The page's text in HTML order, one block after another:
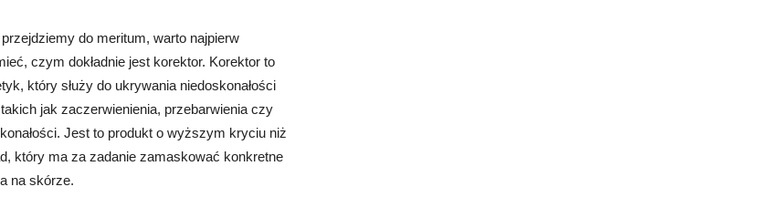
do meritum, warto najpierw
czym dokładnie jest korektor. Korektor to
który służy do ukrywania niedoskonałości
jak zaczerwienienia, przebarwienia czy
Jest to produkt o wyższym kryciu niż
który ma za zadanie zamaskować konkretne
na skórze.